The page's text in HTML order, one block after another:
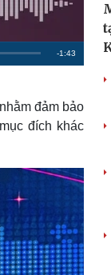
Du lịch
Săn Tour
R
a
n
n
g
T
-1:43
đảm bảo
đích khác